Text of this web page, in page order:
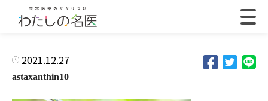
2021.12.27
astaxanthin10